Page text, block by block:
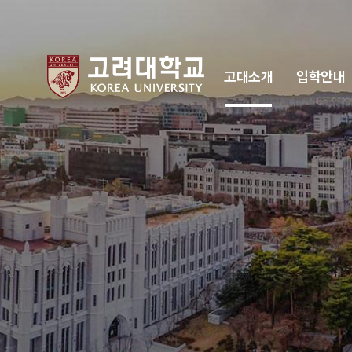
고대소개 입학안내